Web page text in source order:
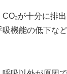
CO₂が十分に排
機能の低下な